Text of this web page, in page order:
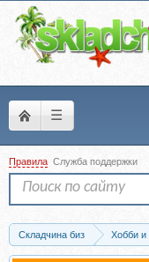
☰
Правила Служба поддержки
Складчина биз Хобби и
Скачать Платье «Много